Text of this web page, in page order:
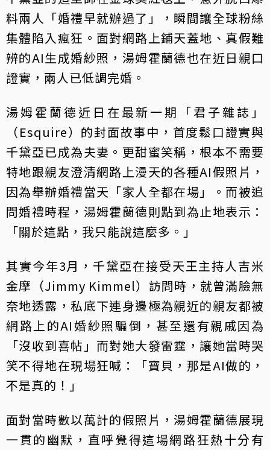
料兩人「婚禮早就辦過了」，瞬間讓全球粉絲
集體陷入瘋狂。面對網路上鋪天蓋地、真假難
辨的AI生成婚紗照，湯姆霍蘭德也在近日親口
證實，兩人已低調完婚。
湯姆霍蘭德近日在最新一期「君子雜誌」
（Esquire）的封面故事中，首度鬆口證實與
千黛亞已成為夫妻。更甜蜜笑稱，根本不需要
特地跟親友澄清網路上漫天的各種AI假照片，
因為舉辦婚禮當天「家人全都在場」。而被追
問婚禮時程，湯姆霍蘭德則點到為止地表示：
「關於這點，我只能說這麼多。」
其實今年3月，千黛亞在接受天王主持人吉米
金摩（Jimmy Kimmel）訪問時，就曾滿臉無
奈地透露，私底下連身邊極為親近的親友都被
網路上的AI婚紗照騙倒，甚至還有親戚因為
「沒收到喜帖」而對她大發雷霆，讓她當時哭
笑不得地在現場狂喊：「寶貝，那是AI做的，
不是真的！」
面對當時數以萬計的假照片，湯姆霍蘭德展現
一貫的幽默，直呼覺得這場網路狂熱十分有